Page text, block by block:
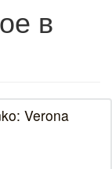
в
Verona